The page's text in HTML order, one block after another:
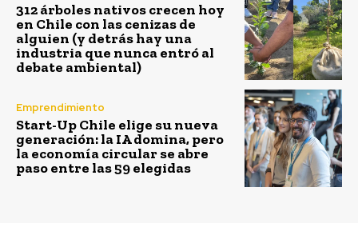
312 árboles nativos crecen hoy
en Chile con las cenizas de
alguien (y detrás hay una
industria que nunca entró al
debate ambiental)
Emprendimiento
Start-Up Chile elige su nueva
generación: la IA domina, pero
la economía circular se abre
paso entre las 59 elegidas